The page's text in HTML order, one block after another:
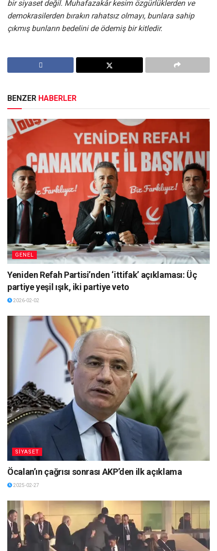
bir siyaset değil. Muhafazakâr kesim özgürlüklerden ve
demokrasilerden bırakın rahatsız olmayı, bunlara sahip
çıkmış bunların bedelini de ödemiş bir kitledir.
BENZER HABERLER
GENEL
Yeniden Refah Partisi’nden ‘ittifak’ açıklaması: Üç
partiye yeşil ışık, iki partiye veto
2026-02-02
SİYASET
Öcalan’ın çağrısı sonrası AKP’den ilk açıklama
2025-02-27